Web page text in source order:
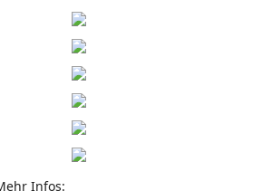
Infos: